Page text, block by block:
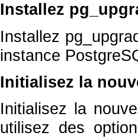
Installez
Installez
instance
Initialisez la
Initialisez la
utilisez des